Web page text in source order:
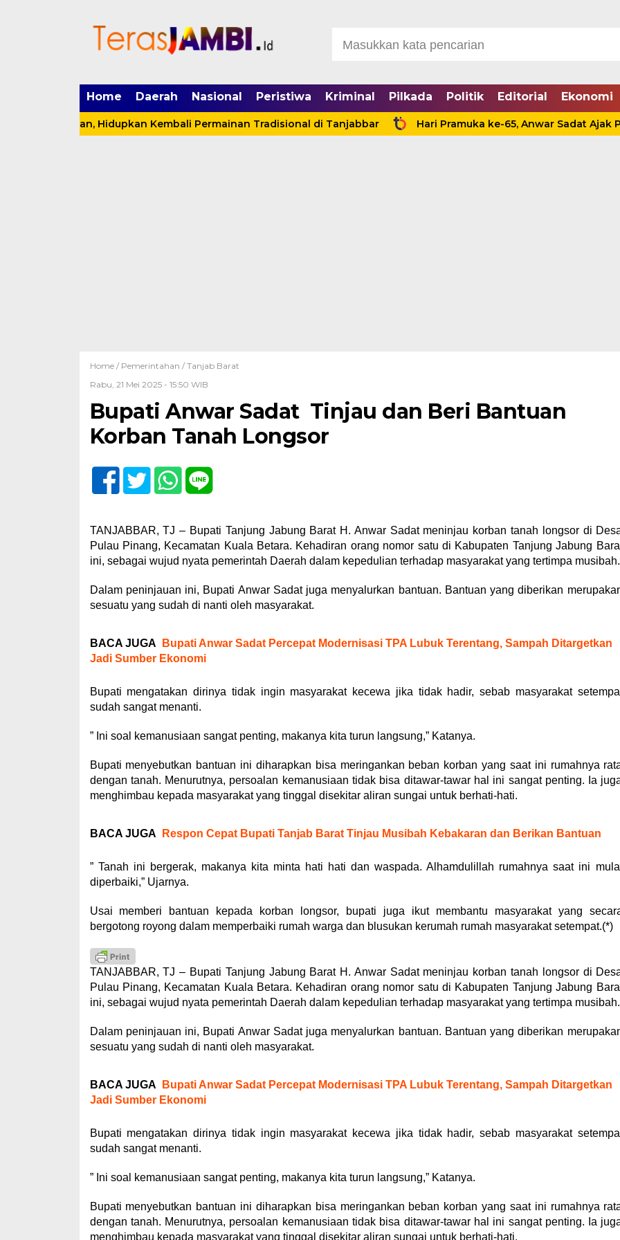
Home Daerah Nasional Peristiwa Kriminal Pilkada Politik Editorial Ekonomi
Layangan, Hidupkan Kembali Permainan Tradisional di Tanjabbar Hari Pramuka ke-65, Anwar Sadat Ajak
Home / Pemerintahan / Tanjab Barat
Rabu, 21 Mei 2025 - 15:50 WIB
Bupati Anwar Sadat Tinjau dan Beri Bantuan
Korban Tanah Longsor
TANJABBAR, TJ – Bupati Tanjung Jabung Barat H. Anwar Sadat meninjau korban tanah longsor di
Pulau Pinang, Kecamatan Kuala Betara. Kehadiran orang nomor satu di Kabupaten Tanjung Jabung
ini, sebagai wujud nyata pemerintah Daerah dalam kepedulian terhadap masyarakat yang tertimpa musibah.
Dalam peninjauan ini, Bupati Anwar Sadat juga menyalurkan bantuan. Bantuan yang diberikan
sesuatu yang sudah di nanti oleh masyarakat.
BACA JUGA
Bupati Anwar Sadat Percepat Modernisasi TPA Lubuk Terentang, Sampah Ditargetkan
Jadi Sumber Ekonomi
Bupati mengatakan dirinya tidak ingin masyarakat kecewa jika tidak hadir, sebab masyarakat
sudah sangat menanti.
” Ini soal kemanusiaan sangat penting, makanya kita turun langsung,” Katanya.
Bupati menyebutkan bantuan ini diharapkan bisa meringankan beban korban yang saat ini rumahnya
dengan tanah. Menurutnya, persoalan kemanusiaan tidak bisa ditawar-tawar hal ini sangat penting. Ia
menghimbau kepada masyarakat yang tinggal disekitar aliran sungai untuk berhati-hati.
BACA JUGA Respon Cepat Bupati Tanjab Barat Tinjau Musibah Kebakaran dan Berikan Bantuan
” Tanah ini bergerak, makanya kita minta hati hati dan waspada. Alhamdulillah rumahnya saat ini
diperbaiki,” Ujarnya.
Usai memberi bantuan kepada korban longsor, bupati juga ikut membantu masyarakat yang
bergotong royong dalam memperbaiki rumah warga dan blusukan kerumah rumah masyarakat setempat.(*)
TANJABBAR, TJ – Bupati Tanjung Jabung Barat H. Anwar Sadat meninjau korban tanah longsor di
Pulau Pinang, Kecamatan Kuala Betara. Kehadiran orang nomor satu di Kabupaten Tanjung Jabung
ini, sebagai wujud nyata pemerintah Daerah dalam kepedulian terhadap masyarakat yang tertimpa musibah.
Dalam peninjauan ini, Bupati Anwar Sadat juga menyalurkan bantuan. Bantuan yang diberikan
sesuatu yang sudah di nanti oleh masyarakat.
BACA JUGA
Bupati Anwar Sadat Percepat Modernisasi TPA Lubuk Terentang, Sampah Ditargetkan
Jadi Sumber Ekonomi
Bupati mengatakan dirinya tidak ingin masyarakat kecewa jika tidak hadir, sebab masyarakat
sudah sangat menanti.
” Ini soal kemanusiaan sangat penting, makanya kita turun langsung,” Katanya.
Bupati menyebutkan bantuan ini diharapkan bisa meringankan beban korban yang saat ini rumahnya
dengan tanah. Menurutnya, persoalan kemanusiaan tidak bisa ditawar-tawar hal ini sangat penting. Ia
menghimbau kepada masyarakat yang tinggal disekitar aliran sungai untuk berhati-hati.